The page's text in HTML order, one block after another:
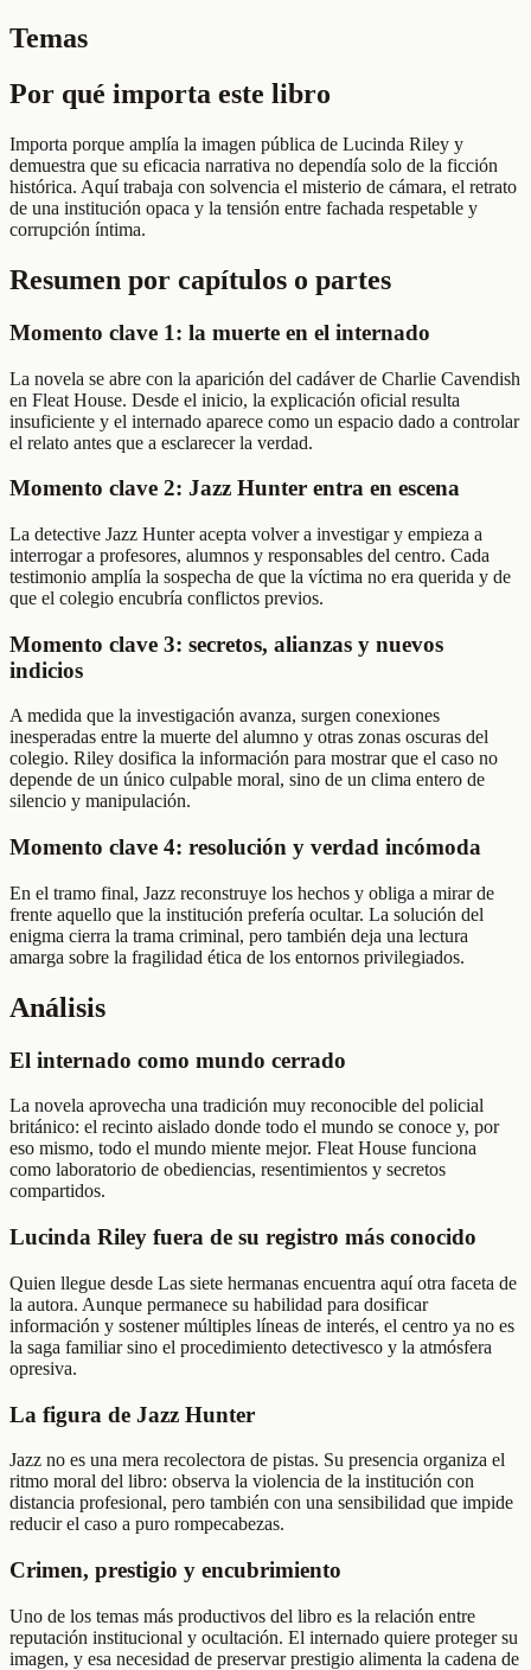
Temas
Por qué importa este libro
Importa porque amplía la imagen pública de Lucinda Riley y
demuestra que su eficacia narrativa no dependía solo de la ficción
histórica. Aquí trabaja con solvencia el misterio de cámara, el retrato
de una institución opaca y la tensión entre fachada respetable y
corrupción íntima.
Resumen por capítulos o partes
Momento clave 1: la muerte en el internado
La novela se abre con la aparición del cadáver de Charlie Cavendish
en Fleat House. Desde el inicio, la explicación oficial resulta
insuficiente y el internado aparece como un espacio dado a controlar
el relato antes que a esclarecer la verdad.
Momento clave 2: Jazz Hunter entra en escena
La detective Jazz Hunter acepta volver a investigar y empieza a
interrogar a profesores, alumnos y responsables del centro. Cada
testimonio amplía la sospecha de que la víctima no era querida y de
que el colegio encubría conflictos previos.
Momento clave 3: secretos, alianzas y nuevos
indicios
A medida que la investigación avanza, surgen conexiones
inesperadas entre la muerte del alumno y otras zonas oscuras del
colegio. Riley dosifica la información para mostrar que el caso no
depende de un único culpable moral, sino de un clima entero de
silencio y manipulación.
Momento clave 4: resolución y verdad incómoda
En el tramo final, Jazz reconstruye los hechos y obliga a mirar de
frente aquello que la institución prefería ocultar. La solución del
enigma cierra la trama criminal, pero también deja una lectura
amarga sobre la fragilidad ética de los entornos privilegiados.
Análisis
El internado como mundo cerrado
La novela aprovecha una tradición muy reconocible del policial
británico: el recinto aislado donde todo el mundo se conoce y, por
eso mismo, todo el mundo miente mejor. Fleat House funciona
como laboratorio de obediencias, resentimientos y secretos
compartidos.
Lucinda Riley fuera de su registro más conocido
Quien llegue desde Las siete hermanas encuentra aquí otra faceta de
la autora. Aunque permanece su habilidad para dosificar
información y sostener múltiples líneas de interés, el centro ya no es
la saga familiar sino el procedimiento detectivesco y la atmósfera
opresiva.
La figura de Jazz Hunter
Jazz no es una mera recolectora de pistas. Su presencia organiza el
ritmo moral del libro: observa la violencia de la institución con
distancia profesional, pero también con una sensibilidad que impide
reducir el caso a puro rompecabezas.
Crimen, prestigio y encubrimiento
Uno de los temas más productivos del libro es la relación entre
reputación institucional y ocultación. El internado quiere proteger su
imagen, y esa necesidad de preservar prestigio alimenta la cadena de